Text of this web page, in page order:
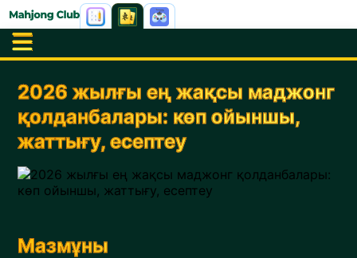
2026 жылғы ең жақсы маджонг
қолданбалары: көп ойыншы,
жаттығу, есептеу
Мазмұны